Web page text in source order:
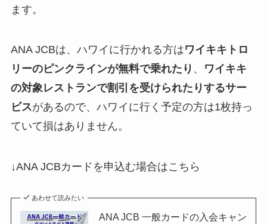
ます。
ANA JCBは、ハワイに行かれる方はワイキキトロ
リーのピンクラインが無料で乗れたり 、
ワイキキ
の対象レストランで割引を受けられたりするサー
ビスがあるので、ハワイに行く予定の方は1枚持っ
ていて損はありません。
↓ANA JCBカードを申込む場合はこちら
あわせて読みたい
ANA JCB 一般カードの入会キャン